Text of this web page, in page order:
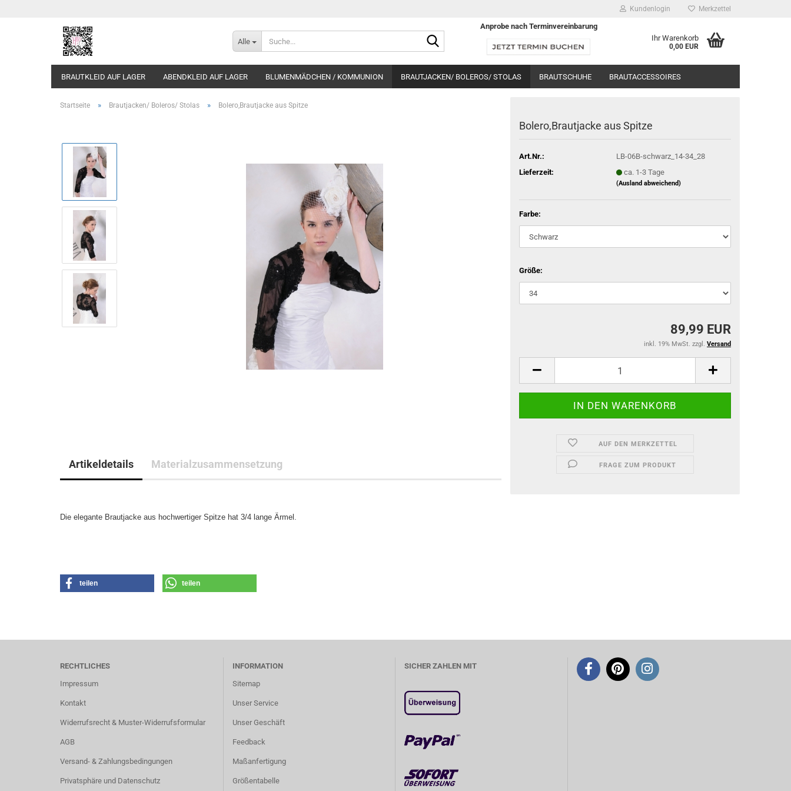
Kundenlogin Merkzettel
Alle
Anprobe nach Terminvereinbarung
Ihr Warenkorb
0,00 EUR
BRAUTKLEID AUF LAGER ABENDKLEID AUF LAGER BLUMENMÄDCHEN / KOMMUNION BRAUTJACKEN/ BOLEROS/ STOLAS BRAUTSCHUHE BRAUTACCESSOIRES
Startseite » Brautjacken/ Boleros/ Stolas » Bolero,Brautjacke aus Spitze
Bolero,Brautjacke aus Spitze
Art.Nr.:
LB-06B-schwarz_14-34_28
Lieferzeit:
ca. 1-3 Tage
(Ausland abweichend)
Farbe:
Größe:
89,99 EUR
inkl. 19% MwSt. zzgl. Versand
AUF DEN MERKZETTEL
FRAGE ZUM PRODUKT
Artikeldetails Materialzusammensetzung
Die elegante Brautjacke aus hochwertiger Spitze hat 3/4 lange Ärmel.
teilen teilen
RECHTLICHES
Impressum
Kontakt
Widerrufsrecht & Muster-Widerrufsformular
AGB
Versand- & Zahlungsbedingungen
Privatsphäre und Datenschutz
INFORMATION
Sitemap
Unser Service
Unser Geschäft
Feedback
Maßanfertigung
Größentabelle
SICHER ZAHLEN MIT